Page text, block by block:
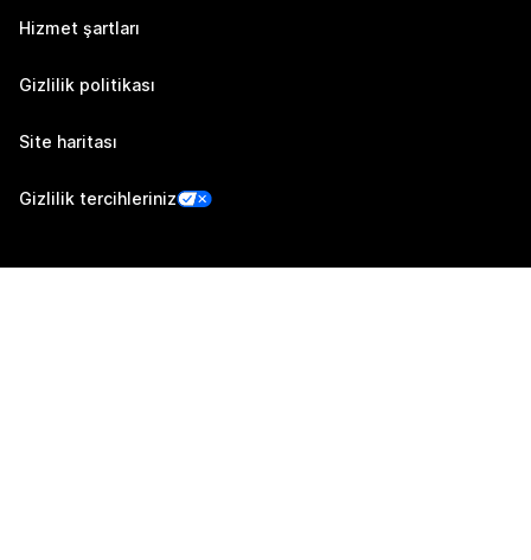
Hizmet şartları
Gizlilik politikası
Site haritası
Gizlilik tercihleriniz